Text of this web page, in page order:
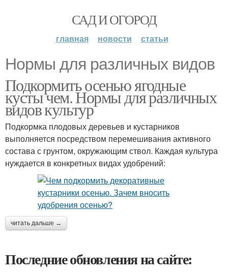
САД И ОГОРОД
главная новости статьи
Нормы для различных видов
Подкормить осенью ягодные
кусты чем. Нормы для различных
видов культур
Подкормка плодовых деревьев и кустарников
выполняется посредством перемешивания активного
состава с грунтом, окружающим ствол. Каждая культура
нуждается в конкретных видах удобрений:
читать дальше →
Последние обновления на сайте: